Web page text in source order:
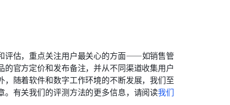
评估，重点关注用户最关心的方面——如销售管
官方定价和发布备注，并从不同渠道收集用户
随着软件和数字工作环境的不断发展，我们至
有关我们的评测方法的更多信息，请阅读我们